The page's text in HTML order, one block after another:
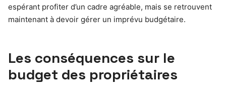
espérant profiter d’un cadre agréable, mais se retrouvent
maintenant à devoir gérer un imprévu budgétaire.
Les conséquences sur le
budget des propriétaires